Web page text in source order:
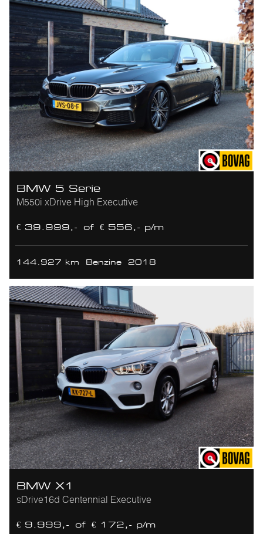
BMW 5 Serie
M550i xDrive High Executive
€ 39.999,- of € 556,- p/m
144.927 km Benzine 2018
BMW X1
sDrive16d Centennial Executive
€ 9.999,- of € 172,- p/m